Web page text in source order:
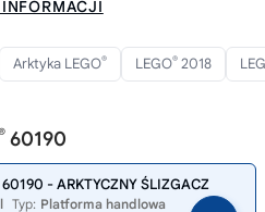
Arktyka LEGO® LEGO® 2018
60190
- ARKTYCZNY ŚLIZGACZ
Typ: Platforma handlowa